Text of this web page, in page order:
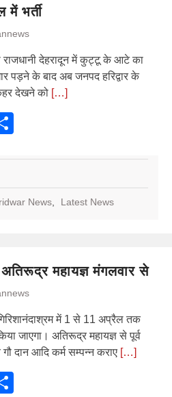
में भर्ती
राजधानी देहरादून में कुट्टू के आटे का
पड़ने के बाद अब जनपद हरिद्वार के
देखने को […]
News Latest News
महायज्ञ मंगलवार से
गिरिशानंदाश्रम में 1 से 11 अप्रैल तक
जाएगा। अतिरूद्र महायज्ञ से पूर्व
दान आदि कर्म सम्पन्न कराए […]